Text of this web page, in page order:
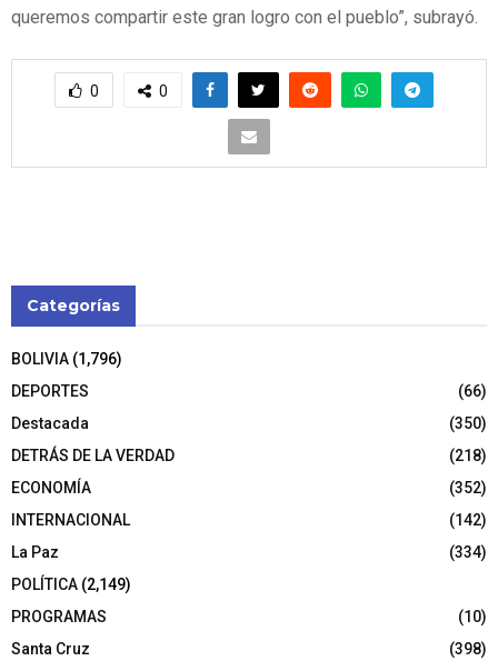
queremos compartir este gran logro con el pueblo”, subrayó.
0 0
Categorías
BOLIVIA (1,796)
DEPORTES
(66)
Destacada
(350)
DETRÁS DE LA VERDAD
(218)
ECONOMÍA
(352)
INTERNACIONAL
(142)
La Paz
(334)
POLÍTICA (2,149)
PROGRAMAS
(10)
Santa Cruz
(398)